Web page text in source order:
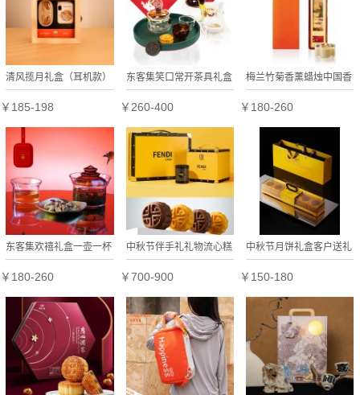
清风揽月礼盒（耳机款）
￥185-198
东客集笑口常开茶具礼盒
盖碗一壶两杯茶叶罐商务
送礼中秋礼盒伴手礼
￥260-400
梅兰竹菊香薰蜡烛中国香
随手礼伴手礼商务礼品
￥180-260
东客集欢禧礼盒一壶一杯
茶具和车载香组合商务伴
手礼喜庆新年礼物
￥180-260
中秋节伴手礼礼物流心糕
点礼盒Fendi芬迪礼品送
女朋友长辈客户
￥700-900
中秋节月饼礼盒客户送礼
长辈糕点心企业商务伴手
礼品高档可定制
￥150-180